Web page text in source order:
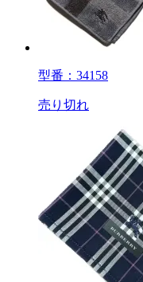
型番：34158
売り切れ